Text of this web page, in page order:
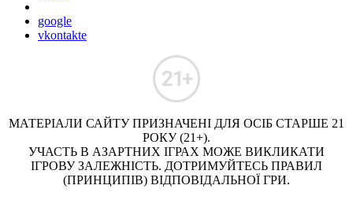
google
vkontakte
МАТЕРІАЛИ САЙТУ ПРИЗНАЧЕНІ ДЛЯ ОСІБ СТАРШЕ 21
РОКУ (21+).
УЧАСТЬ В АЗАРТНИХ ІГРАХ МОЖЕ ВИКЛИКАТИ
ІГРОВУ ЗАЛЕЖНІСТЬ. ДОТРИМУЙТЕСЬ ПРАВИЛ
(ПРИНЦИПІВ) ВІДПОВІДАЛЬНОЇ ГРИ.